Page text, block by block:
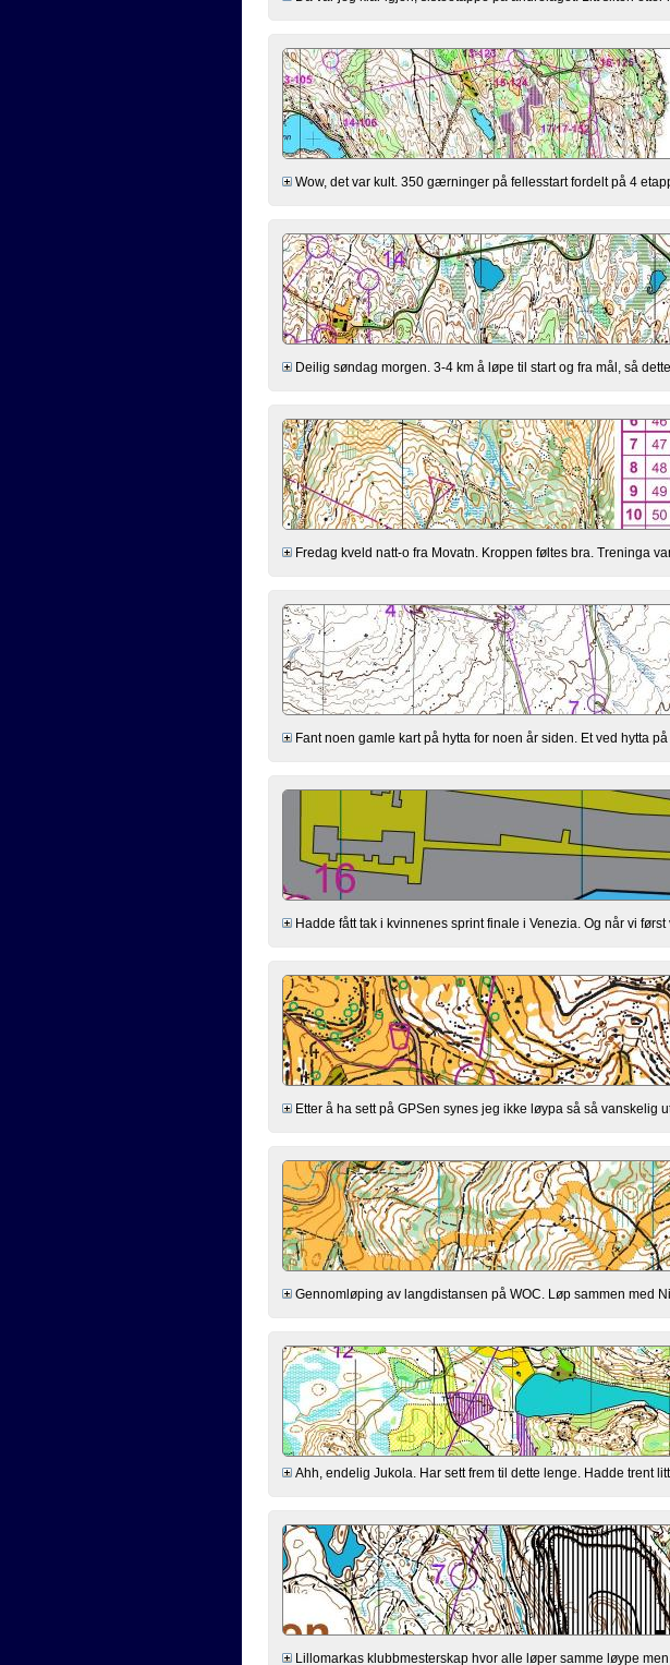
Wow, det var kult. 350 gærninger på fellesstart fordelt på 4
Deilig søndag morgen. 3-4 km å løpe til start og fra mål, så
Fredag kveld natt-o fra Movatn. Kroppen føltes bra. Treninga
Fant noen gamle kart på hytta for noen år siden. Et ved hytta
Hadde fått tak i kvinnenes sprint finale i Venezia. Og når vi
Etter å ha sett på GPSen synes jeg ikke løypa så så vanskelig
Gennomløping av langdistansen på WOC. Løp sammen med
Ahh, endelig Jukola. Har sett frem til dette lenge. Hadde trent
Lillomarkas klubbmesterskap hvor alle løper samme løype